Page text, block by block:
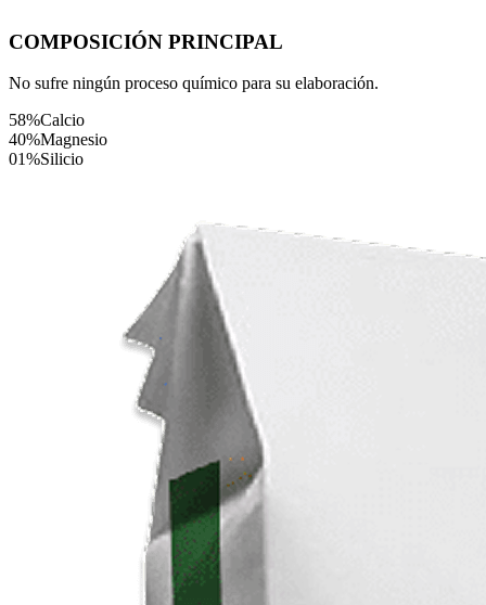
COMPOSICIÓN PRINCIPAL
No sufre ningún proceso químico para su elaboración.
58%Calcio
40%Magnesio
01%Silicio